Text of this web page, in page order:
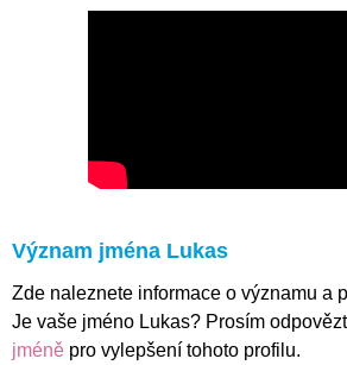
Význam jména Lukas
Zde naleznete informace o významu a
Je vaše jméno Lukas? Prosím
jméně pro vylepšení tohoto profilu.